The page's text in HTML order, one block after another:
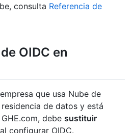
consulta Referencia de
OIDC en
que usa Nube de
de datos y está
debe sustituir
al configurar OIDC.